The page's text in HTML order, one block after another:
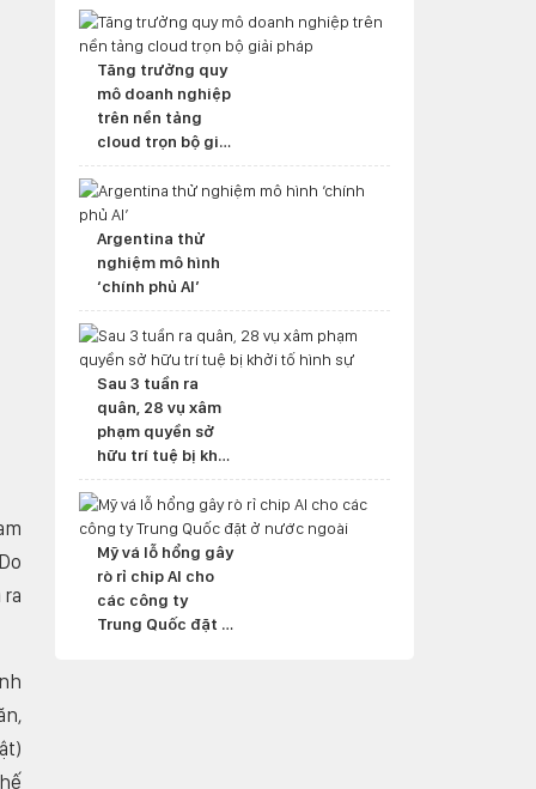
Tăng trưởng quy
mô doanh nghiệp
trên nền tảng
cloud trọn bộ giải
pháp
Argentina thử
nghiệm mô hình
‘chính phủ AI’
Sau 3 tuần ra
quân, 28 vụ xâm
phạm quyền sở
hữu trí tuệ bị khởi
tố hình sự
Mỹ vá lỗ hổng gây
rò rỉ chip AI cho
các công ty
Trung Quốc đặt ở